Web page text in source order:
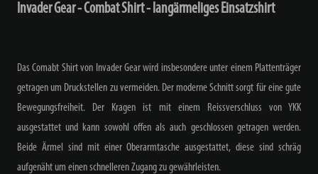
Invader Gear - Combat Shirt - langärmeliges Einsatzshirt
Das Comabt Shirt von Invader Gear wird insbesondere unter einem Plattenträger
getragen um Druckstellen zu vermeiden. Der moderne Schnitt sorgt für eine gute
Bewegungsfreiheit. Der Kragen ist mit einem Reissverschluss von YKK
ausgestattet und kann sowohl offen als auch geschlossen getragen werden.
Beide Ärmel sind mit einer Oberarmtasche ausgestattet, diese sind schräg
aufgenäht um einen schnelleren Zugang zu gewährleisten.